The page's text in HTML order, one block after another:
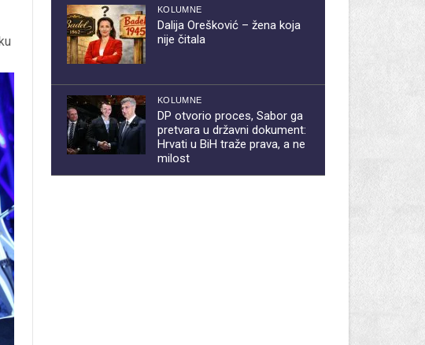
KOLUMNE
Dalija Orešković – žena koja
nije čitala
KOLUMNE
DP otvorio proces, Sabor ga
pretvara u državni dokument:
Hrvati u BiH traže prava, a ne
milost